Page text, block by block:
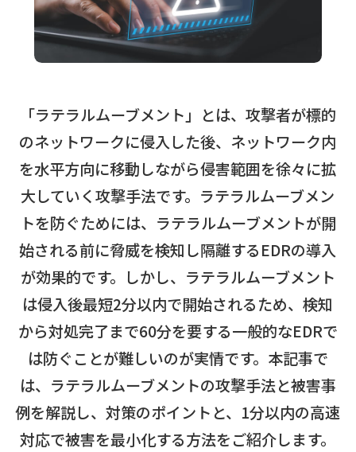
「ラテラルムーブメント」とは、攻撃者が標的
のネットワークに侵入した後、ネットワーク内
を水平方向に移動しながら侵害範囲を徐々に拡
大していく攻撃手法です。ラテラルムーブメン
トを防ぐためには、ラテラルムーブメントが開
始される前に脅威を検知し隔離するEDRの導入
が効果的です。しかし、ラテラルムーブメント
は侵入後最短2分以内で開始されるため、検知
から対処完了まで60分を要する一般的なEDRで
は防ぐことが難しいのが実情です。本記事で
は、ラテラルムーブメントの攻撃手法と被害事
例を解説し、対策のポイントと、1分以内の高速
対応で被害を最小化する方法をご紹介します。